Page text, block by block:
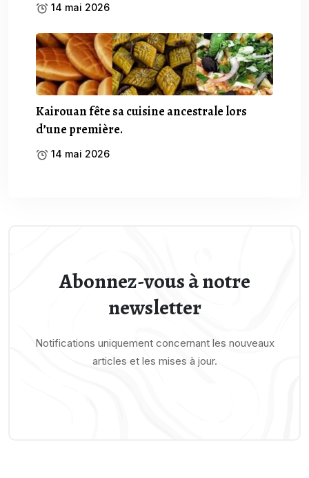
14 mai 2026
Kairouan fête sa cuisine ancestrale lors
d’une première.
14 mai 2026
Abonnez-vous à notre
newsletter
Notifications uniquement concernant les nouveaux
articles et les mises à jour.